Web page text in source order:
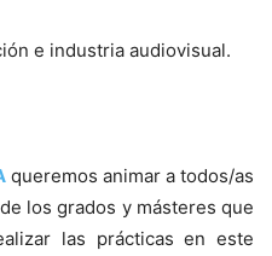
e industria audiovisual.
queremos animar a todos/as
los grados y másteres que
las prácticas en este